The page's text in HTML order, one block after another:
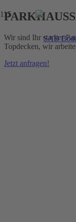
Wir sind Ihr starker
Topdecken, wir
Jetzt anfragen!